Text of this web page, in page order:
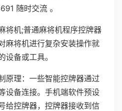
随时交流 。
将机;普通麻将机程序控牌器
麻将机进行复杂安装操作就
设备或工具。
原理：一些智能控牌器通过
设备连接。手机端软件预设
给控牌器，控牌器接收到信